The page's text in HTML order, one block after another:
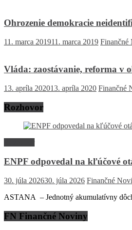
Ohrozenie demokracie
11. marca 201911. marca 2019 Finančné
Vláda: zaostávanie, reforma v
13. apríla 202013. apríla 2020 Finančné
Rozhovor
ENPF odpovedal na kľúčové
30. júla 202630. júla 2026 Finančné
ASTANA – Jednotný akumulatívny
FN Finančné Noviny